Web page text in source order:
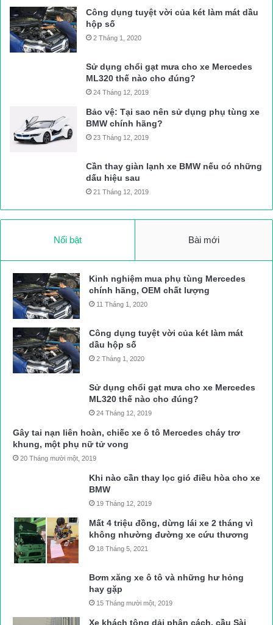
Công dụng tuyệt vời của két làm mát dầu
hộp số
2 Tháng 1, 2020
Sử dụng chổi gạt mưa cho xe Mercedes
ML320 thế nào cho đúng?
24 Tháng 12, 2019
Bảo vệ: Tại sao nên sử dụng phụ tùng xe
BMW chính hãng?
23 Tháng 12, 2019
Cần thay giàn lạnh xe BMW nếu có những
dấu hiệu sau
21 Tháng 12, 2019
Nổi bật Bài mới
Kinh nghiệm mua phụ tùng Mercedes
chính hãng, OEM chất lượng
11 Tháng 1, 2020
Công dụng tuyệt vời của két làm mát
dầu hộp số
2 Tháng 1, 2020
Sử dụng chổi gạt mưa cho xe Mercedes
ML320 thế nào cho đúng?
24 Tháng 12, 2019
Gây tai nạn liên hoàn, chiếc xe ô tô Mercedes cháy trơ
khung, một phụ nữ tử vong
20 Tháng mười một, 2019
Khi nào cần thay lọc gió điều hòa cho xe
BMW
19 Tháng 12, 2019
Mất 4 triệu đồng, dừng lái xe 2 tháng vì
không nhường đường xe cứu thương
18 Tháng 5, 2021
Bơm xăng xe ô tô và những hư hỏng
hay gặp
15 Tháng mười một, 2019
Xe khách tông dải phân cách, cầu Sài